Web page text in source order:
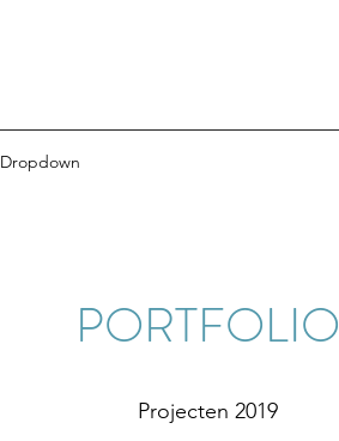
Dropdown
PORTFOLIO
Projecten 2019